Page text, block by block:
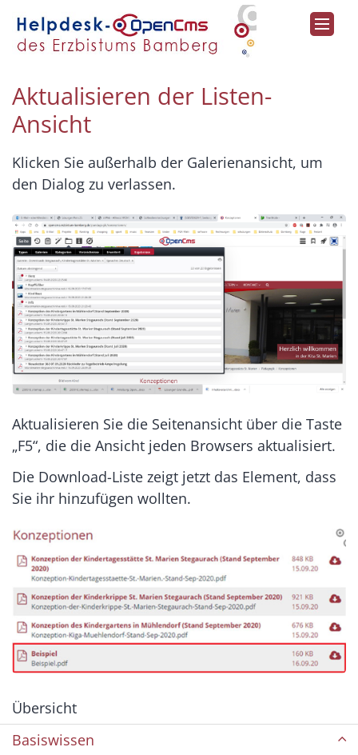
Zum Inhalt springen
Aktualisieren der Listen-
Ansicht
Klicken Sie außerhalb der Galerienansicht, um
den Dialog zu verlassen.
Aktualisieren Sie die Seitenansicht über die Taste
„F5“, die die Ansicht jeden Browsers aktualisiert.
Die Download-Liste zeigt jetzt das Element, dass
Sie ihr hinzufügen wollten.
Übersicht
Basiswissen